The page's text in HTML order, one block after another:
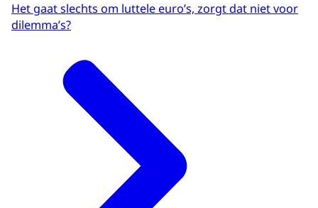
Het gaat slechts om luttele euro’s, zorgt dat niet voor
dilemma’s?